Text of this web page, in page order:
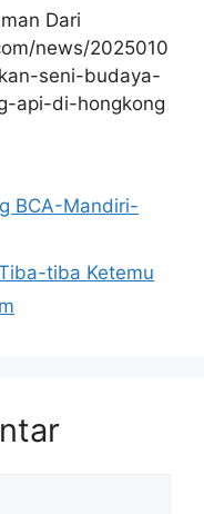
Dari
news/2025010
seni-budaya-
api-di-hongkong
BCA-Mandiri-
tiba Ketemu